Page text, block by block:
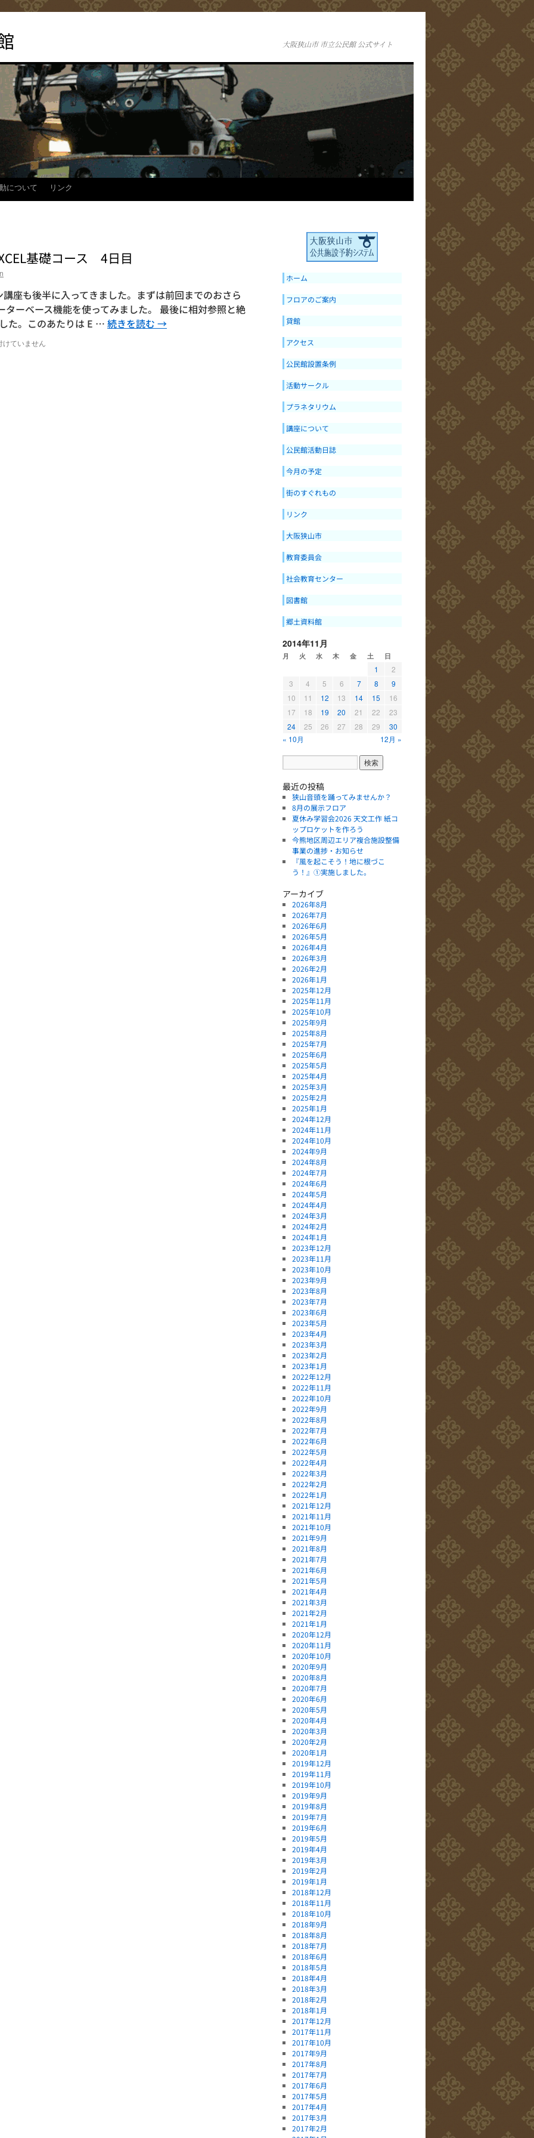
大阪狭山市 市立公民館 公式サイト
について リンク
基礎コース 4日目
座も後半に入ってきました。まずは前回までのおさら
ターベース機能を使ってみました。 最後に相対参照と絶
た。このあたりは E … 続きを読む →
けていません
ホーム
フロアのご案内
貸館
アクセス
公民館設置条例
活動サークル
プラネタリウム
講座について
公民館活動日誌
今月の予定
街のすぐれもの
リンク
大阪狭山市
教育委員会
社会教育センター
図書館
郷土資料館
2014年11月
月 火 水 木 金 土 日
1
2
3
4 5 6 7 8
9
10
11 12 13 14 15
16
17
18 19 20 21 22
23
24
25 26 27 28 29
30
« 10月
12月 »
最近の投稿
狭山音頭を踊ってみませんか？
8月の展示フロア
夏休み学習会2026 天文工作 紙コ
ップロケットを作ろう
今熊地区周辺エリア複合施設整備
事業の進捗・お知らせ
『風を起こそう！地に根づこ
う！』①実施しました。
アーカイブ
2026年8月
2026年7月
2026年6月
2026年5月
2026年4月
2026年3月
2026年2月
2026年1月
2025年12月
2025年11月
2025年10月
2025年9月
2025年8月
2025年7月
2025年6月
2025年5月
2025年4月
2025年3月
2025年2月
2025年1月
2024年12月
2024年11月
2024年10月
2024年9月
2024年8月
2024年7月
2024年6月
2024年5月
2024年4月
2024年3月
2024年2月
2024年1月
2023年12月
2023年11月
2023年10月
2023年9月
2023年8月
2023年7月
2023年6月
2023年5月
2023年4月
2023年3月
2023年2月
2023年1月
2022年12月
2022年11月
2022年10月
2022年9月
2022年8月
2022年7月
2022年6月
2022年5月
2022年4月
2022年3月
2022年2月
2022年1月
2021年12月
2021年11月
2021年10月
2021年9月
2021年8月
2021年7月
2021年6月
2021年5月
2021年4月
2021年3月
2021年2月
2021年1月
2020年12月
2020年11月
2020年10月
2020年9月
2020年8月
2020年7月
2020年6月
2020年5月
2020年4月
2020年3月
2020年2月
2020年1月
2019年12月
2019年11月
2019年10月
2019年9月
2019年8月
2019年7月
2019年6月
2019年5月
2019年4月
2019年3月
2019年2月
2019年1月
2018年12月
2018年11月
2018年10月
2018年9月
2018年8月
2018年7月
2018年6月
2018年5月
2018年4月
2018年3月
2018年2月
2018年1月
2017年12月
2017年11月
2017年10月
2017年9月
2017年8月
2017年7月
2017年6月
2017年5月
2017年4月
2017年3月
2017年2月